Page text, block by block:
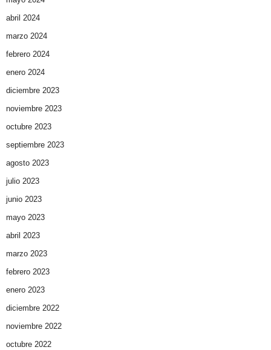
abril 2024
marzo 2024
febrero 2024
enero 2024
diciembre 2023
noviembre 2023
octubre 2023
septiembre 2023
agosto 2023
julio 2023
junio 2023
mayo 2023
abril 2023
marzo 2023
febrero 2023
enero 2023
diciembre 2022
noviembre 2022
octubre 2022